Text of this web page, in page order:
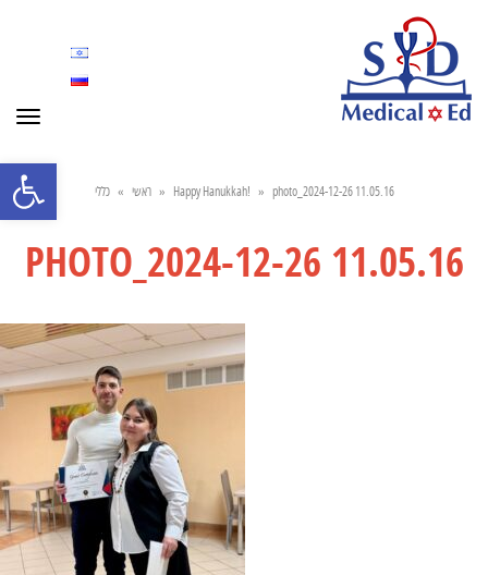
Open toolbar
Toggle
ראשי » כללי » Happy Hanukkah! » photo_2024-12-26 11.05.16
PHOTO_2024-12-26 11.05.16